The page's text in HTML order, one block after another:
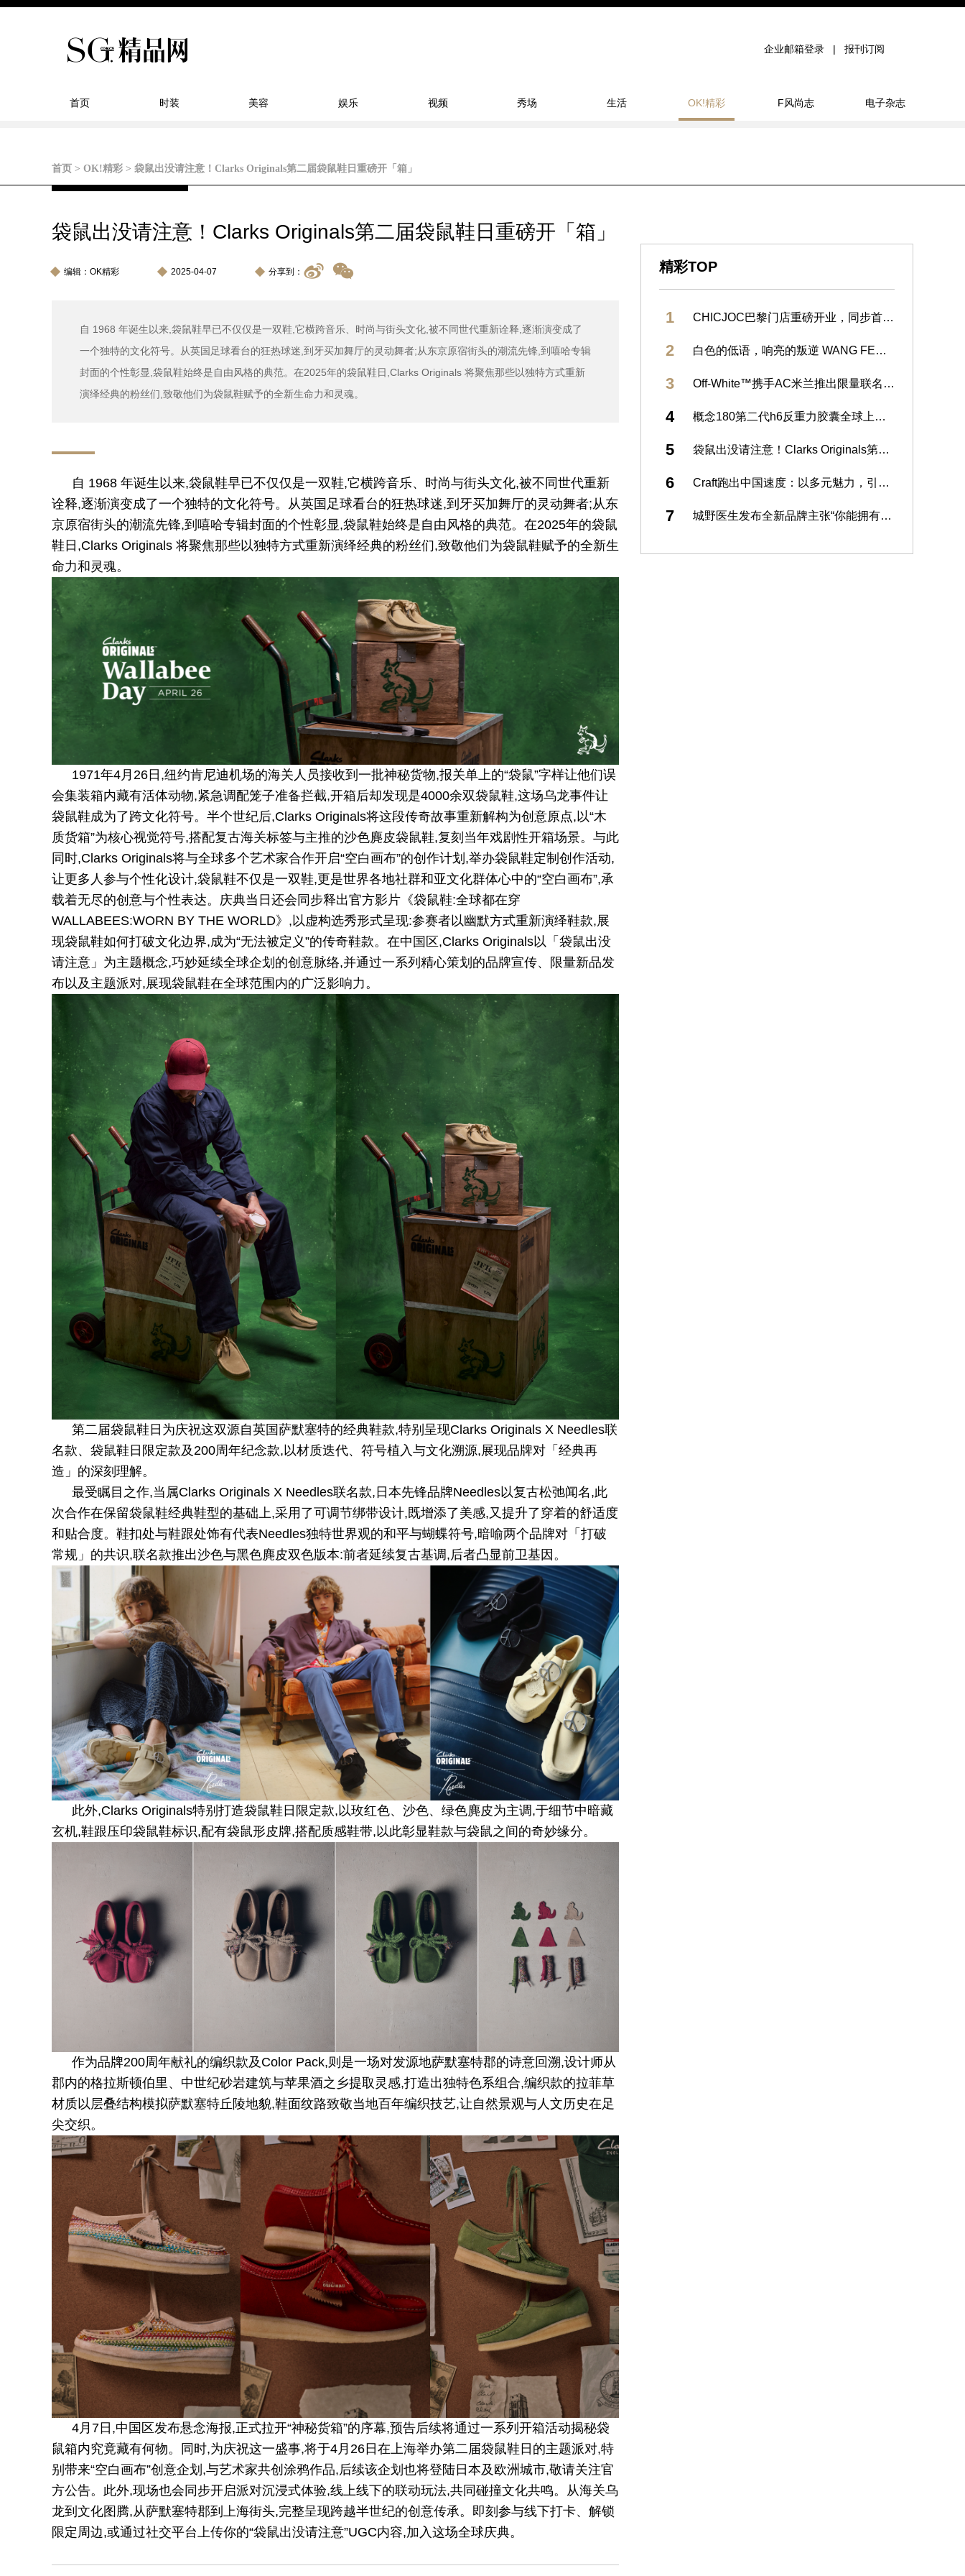
企业邮箱登录 报刊订阅
首页 时装 美容 娱乐 视频 秀场 生活 OK!精彩 F风尚志 电子杂志
首页 > OK!精彩 > 袋鼠出没请注意！Clarks Originals第二届袋鼠鞋日重磅开「箱」
袋鼠出没请注意！Clarks Originals第二届袋鼠鞋日重磅开「箱」
编辑：OK精彩 2025-04-07 分享到：
自 1968 年诞生以来,袋鼠鞋早已不仅仅是一双鞋,它横跨音乐、时尚与街头文化,被不同世代重新诠释,逐渐演变成了
一个独特的文化符号。从英国足球看台的狂热球迷,到牙买加舞厅的灵动舞者;从东京原宿街头的潮流先锋,到嘻哈专辑
封面的个性彰显,袋鼠鞋始终是自由风格的典范。在2025年的袋鼠鞋日,Clarks Originals 将聚焦那些以独特方式重新
演绎经典的粉丝们,致敬他们为袋鼠鞋赋予的全新生命力和灵魂。
自 1968 年诞生以来,袋鼠鞋早已不仅仅是一双鞋,它横跨音乐、时尚与街头文化,被不同世代重新
诠释,逐渐演变成了一个独特的文化符号。从英国足球看台的狂热球迷,到牙买加舞厅的灵动舞者;从东
京原宿街头的潮流先锋,到嘻哈专辑封面的个性彰显,袋鼠鞋始终是自由风格的典范。在2025年的袋鼠
鞋日,Clarks Originals 将聚焦那些以独特方式重新演绎经典的粉丝们,致敬他们为袋鼠鞋赋予的全新生
命力和灵魂。
1971年4月26日,纽约肯尼迪机场的海关人员接收到一批神秘货物,报关单上的“袋鼠”字样让他们误
会集装箱内藏有活体动物,紧急调配笼子准备拦截,开箱后却发现是4000余双袋鼠鞋,这场乌龙事件让
袋鼠鞋成为了跨文化符号。半个世纪后,Clarks Originals将这段传奇故事重新解构为创意原点,以“木
质货箱”为核心视觉符号,搭配复古海关标签与主推的沙色麂皮袋鼠鞋,复刻当年戏剧性开箱场景。与此
同时,Clarks Originals将与全球多个艺术家合作开启“空白画布”的创作计划,举办袋鼠鞋定制创作活动,
让更多人参与个性化设计,袋鼠鞋不仅是一双鞋,更是世界各地社群和亚文化群体心中的“空白画布”,承
载着无尽的创意与个性表达。庆典当日还会同步释出官方影片《袋鼠鞋:全球都在穿
WALLABEES:WORN BY THE WORLD》,以虚构选秀形式呈现:参赛者以幽默方式重新演绎鞋款,展
现袋鼠鞋如何打破文化边界,成为“无法被定义”的传奇鞋款。在中国区,Clarks Originals以「袋鼠出没
请注意」为主题概念,巧妙延续全球企划的创意脉络,并通过一系列精心策划的品牌宣传、限量新品发
布以及主题派对,展现袋鼠鞋在全球范围内的广泛影响力。
第二届袋鼠鞋日为庆祝这双源自英国萨默塞特的经典鞋款,特别呈现Clarks Originals X Needles联
名款、袋鼠鞋日限定款及200周年纪念款,以材质迭代、符号植入与文化溯源,展现品牌对「经典再
造」的深刻理解。
最受瞩目之作,当属Clarks Originals X Needles联名款,日本先锋品牌Needles以复古松弛闻名,此
次合作在保留袋鼠鞋经典鞋型的基础上,采用了可调节绑带设计,既增添了美感,又提升了穿着的舒适度
和贴合度。鞋扣处与鞋跟处饰有代表Needles独特世界观的和平与蝴蝶符号,暗喻两个品牌对「打破
常规」的共识,联名款推出沙色与黑色麂皮双色版本:前者延续复古基调,后者凸显前卫基因。
此外,Clarks Originals特别打造袋鼠鞋日限定款,以玫红色、沙色、绿色麂皮为主调,于细节中暗藏
玄机,鞋跟压印袋鼠鞋标识,配有袋鼠形皮牌,搭配质感鞋带,以此彰显鞋款与袋鼠之间的奇妙缘分。
作为品牌200周年献礼的编织款及Color Pack,则是一场对发源地萨默塞特郡的诗意回溯,设计师从
郡内的格拉斯顿伯里、中世纪砂岩建筑与苹果酒之乡提取灵感,打造出独特色系组合,编织款的拉菲草
材质以层叠结构模拟萨默塞特丘陵地貌,鞋面纹路致敬当地百年编织技艺,让自然景观与人文历史在足
尖交织。
4月7日,中国区发布悬念海报,正式拉开“神秘货箱”的序幕,预告后续将通过一系列开箱活动揭秘袋
鼠箱内究竟藏有何物。同时,为庆祝这一盛事,将于4月26日在上海举办第二届袋鼠鞋日的主题派对,特
别带来“空白画布”创意企划,与艺术家共创涂鸦作品,后续该企划也将登陆日本及欧洲城市,敬请关注官
方公告。此外,现场也会同步开启派对沉浸式体验,线上线下的联动玩法,共同碰撞文化共鸣。从海关乌
龙到文化图腾,从萨默塞特郡到上海街头,完整呈现跨越半世纪的创意传承。即刻参与线下打卡、解锁
限定周边,或通过社交平台上传你的“袋鼠出没请注意”UGC内容,加入这场全球庆典。
精彩TOP
1 CHICJOC巴黎门店重磅开业，同步首发大师香水系列
2 白色的低语，响亮的叛逆 WANG FENG COUTURE 2025秋冬系列发布
3 Off-White™携手AC米兰推出限量联名T恤 助力体育改变世界行动
4 概念180第二代h6反重力胶囊全球上市发布 重塑骨相之美，开启口服2.0时代
5 袋鼠出没请注意！Clarks Originals第二届袋鼠鞋日重磅开「箱」
6 Craft跑出中国速度：以多元魅力，引领耐力运动新风尚
7 城野医生发布全新品牌主张“你能拥有更多” 以全新VC100高光精粹水赋能肌肤不设限